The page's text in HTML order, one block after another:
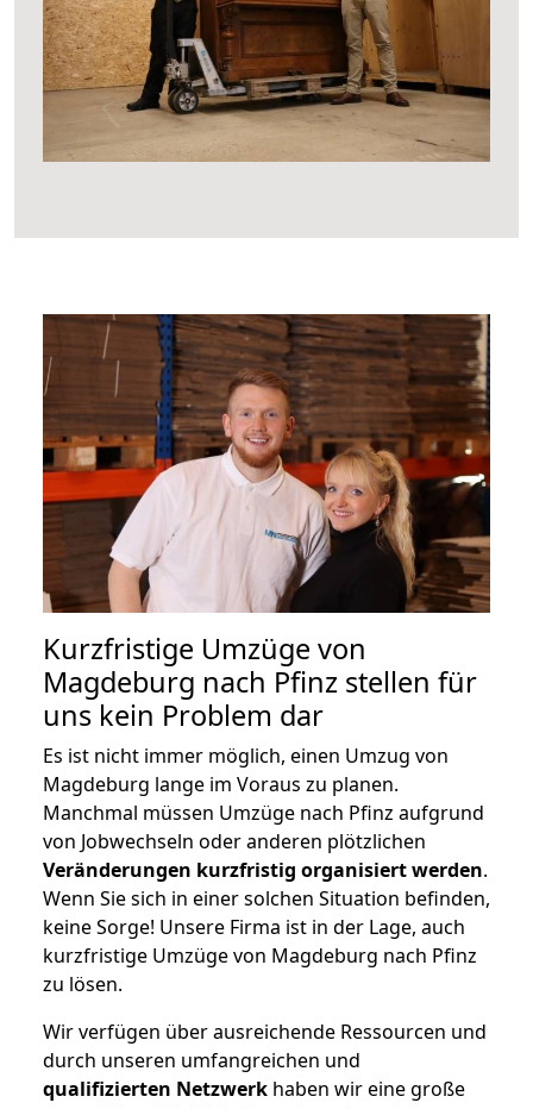
Kurzfristige Umzüge von
Magdeburg nach Pfinz stellen für
uns kein Problem dar
Es ist nicht immer möglich, einen Umzug von
Magdeburg lange im Voraus zu planen.
Manchmal müssen Umzüge nach Pfinz aufgrund
von Jobwechseln oder anderen plötzlichen
Veränderungen kurzfristig organisiert werden.
Wenn Sie sich in einer solchen Situation befinden,
keine Sorge! Unsere Firma ist in der Lage, auch
kurzfristige Umzüge von Magdeburg nach Pfinz
zu lösen.
Wir verfügen über ausreichende Ressourcen und
durch unseren umfangreichen und
qualifizierten Netzwerk haben wir eine große